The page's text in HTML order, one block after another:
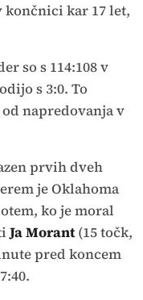
končnici kar 17 let,
so s 114:108 v
s 3:0. To
napredovanja v
prvih dveh
je Oklahoma
ko je moral
Ja Morant(15 točk,
pred koncem